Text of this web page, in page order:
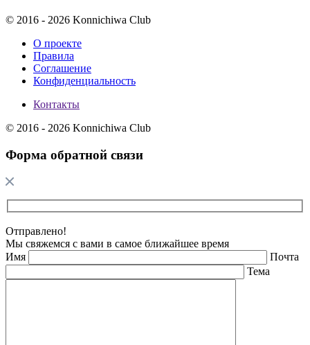
© 2016 - 2026 Konnichiwa Club
О проекте
Правила
Соглашение
Конфиденциальность
Контакты
© 2016 - 2026 Konnichiwa Club
Форма обратной связи
Отправлено!
Мы свяжемся с вами в самое ближайшее время
Имя
Почта
Тема